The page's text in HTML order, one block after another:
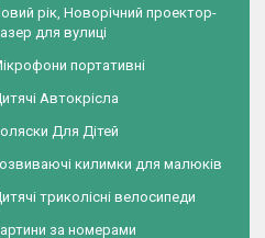
рік, Новорічний проектор-
для вулиці
портативні
Автокрісла
Для Дітей
килимки для малюків
триколісні велосипеди
за номерами